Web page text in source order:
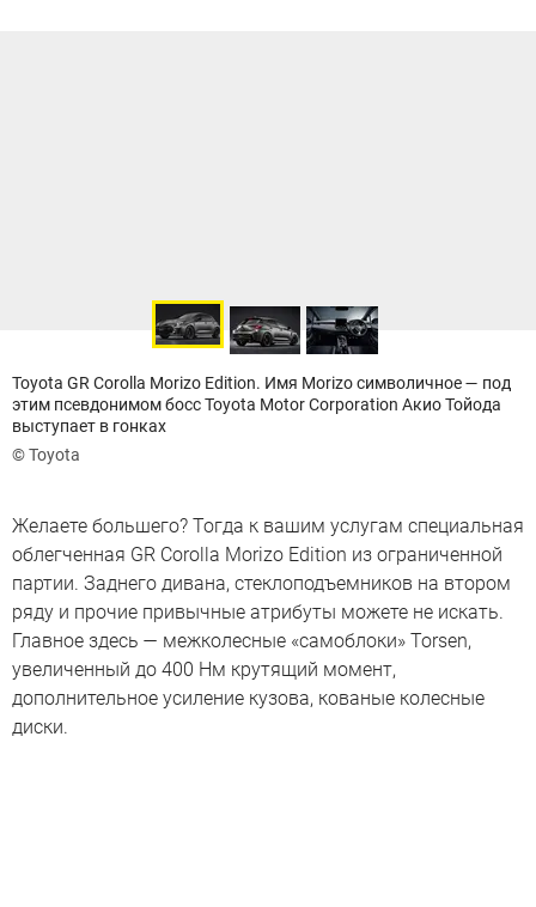
Toyota GR Corolla Morizo Edition. Имя Morizo символичное — под
этим псевдонимом босс Toyota Motor Corporation Акио Тойода
выступает в гонках
© Toyota
Желаете большего? Тогда к вашим услугам специальная
облегченная GR Corolla Morizo Edition из ограниченной
партии. Заднего дивана, стеклоподъемников на втором
ряду и прочие привычные атрибуты можете не искать.
Главное здесь — межколесные «самоблоки» Torsen,
увеличенный до 400 Нм крутящий момент,
дополнительное усиление кузова, кованые колесные
диски.